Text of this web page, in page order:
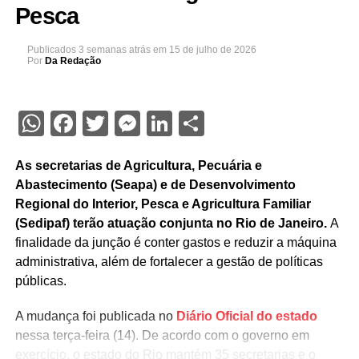
Pesca
Publicados 3 semanas atrás em 15 de julho de 2026
Por Da Redação
WhatsApp
Facebook
Twitter
Messenger
LinkedIn
Share
As secretarias de Agricultura, Pecuária e
Abastecimento (Seapa) e de Desenvolvimento
Regional do Interior, Pesca e Agricultura Familiar
(Sedipaf) terão atuação conjunta no Rio de Janeiro. A
finalidade da junção é conter gastos e reduzir a máquina
administrativa, além de fortalecer a gestão de políticas
públicas.
A mudança foi publicada no Diário Oficial do estado
nessa terça-feira (14). De acordo com o governo em
exercício, o estado do Rio mantém 35 secretarias e o